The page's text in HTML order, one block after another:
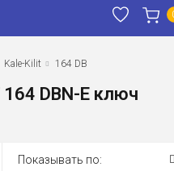
Kale-Kilit 164 DB
DBN-E ключ
Показывать по: